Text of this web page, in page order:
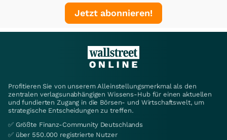
Jetzt abonnieren!
Profitieren Sie von unserem Alleinstellungsmerkmal als den
zentralen verlagsunabhängigen Wissens-Hub für einen aktuellen
und fundierten Zugang in die Börsen- und Wirtschaftswelt, um
strategische Entscheidungen zu treffen.
✅ Größte Finanz-Community Deutschlands
✅ über 550.000 registrierte Nutzer